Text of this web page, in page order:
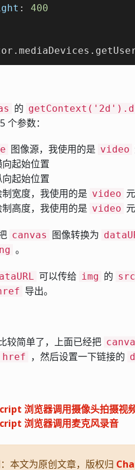
: 400
的
个参数：
图像源，我使用的是 video
向起始位置
向起始位置
制宽度，我使用的是 video
制高度，我使用的是 video
canvas 图像转换为
。
可以传给 img 的 src
导出。
较简单了，上面已经把
href ，然后设置一下链接的
浏览器调用摄像头拍摄视
浏览器调用麦克风录音
本文为原创文章，版权归